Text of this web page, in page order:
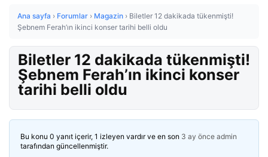
Ana sayfa › Forumlar › Magazin › Biletler 12 dakikada tükenmişti!
Şebnem Ferah’ın ikinci konser tarihi belli oldu
Biletler 12 dakikada tükenmişti!
Şebnem Ferah’ın ikinci konser
tarihi belli oldu
Bu konu 0 yanıt içerir, 1 izleyen vardır ve en son 3 ay önce admin
tarafından güncellenmiştir.